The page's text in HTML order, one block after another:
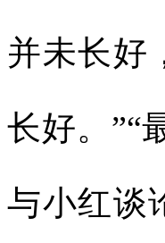
并未长好
长好。”“
与小红谈